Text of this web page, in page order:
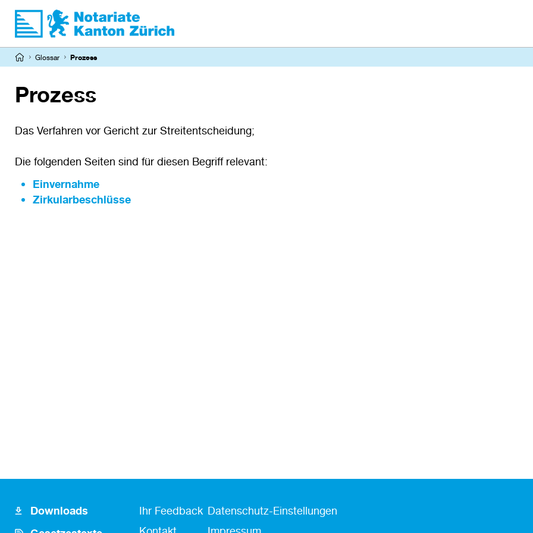
Direkt
zum
Inhalt
Pfadnavigation
Glossar Prozess
Prozess
Das Verfahren vor Gericht zur Streitentscheidung;
Die folgenden Seiten sind für diesen Begriff relevant:
Einvernahme
Zirkularbeschlüsse
Footer
Icon
Downloads
Fusszeile
Kontakt
Ihr Feedback Fußzeile
Datenschutz-Einstellungen